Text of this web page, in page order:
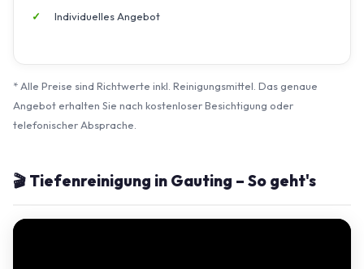
Individuelles Angebot
* Alle Preise sind Richtwerte inkl. Reinigungsmittel. Das genaue
Angebot erhalten Sie nach kostenloser Besichtigung oder
telefonischer Absprache.
🎬 Tiefenreinigung in Gauting – So geht's